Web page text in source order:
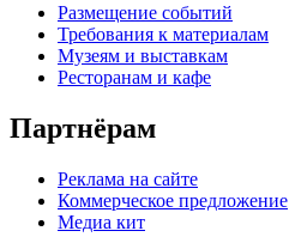
Размещение событий
Требования к материалам
Музеям и выставкам
Ресторанам и кафе
Партнёрам
Реклама на сайте
Коммерческое предложение
Медиа кит